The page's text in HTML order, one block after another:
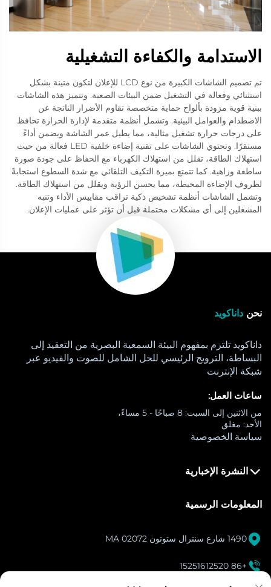
الاستدامة والكفاءة التشغيلية
تم تصميم الشاشات الكبيرة من نوع LCD للإعلان لتكون متينة بشكل
استثنائي وفعالة في التشغيل ضمن البيئات الصعبة. وتتميز هذه الشاشات
ببنية قوية مزودة بألواح حماية متخصصة تقاوم الأضرار الناتجة عن
الاصطدام والعوامل البيئية. وتشمل أنظمة متقدمة لإدارة الحرارة تحافظ
على درجات حرارة تشغيل مثالية، مما يطيل عمر الشاشة ويضمن أداءً
مستقرًا. وتحتوي الشاشات على تقنية إضاءة خلفية LED فعالة من حيث
استهلاك الطاقة، تقلل من استهلاك الكهرباء مع الحفاظ على جودة صورة
ساطعة وزاهية. كما تتمتع بميزة التكيف التلقائي مع شدة السطوع استجابةً
لظروف الإضاءة المحيطة، مما يحسن الرؤية ويقلل من استهلاك الطاقة.
وتشمل الشاشات أنظمة تشخيص ذكية تراقب مقاييس الأداء وتنبه
المشغلين إلى أي مشكلات محتملة قبل أن تؤثر على عمليات الإعلان.
نحن داناكويد
داناكويد تلتزم بمفهوم البيئة السمعية البصرية من التعقيد إلى
البساطة، الترويج الرئيسي للحل الشامل للصوت والفيديو عبر
شبكة الإنترنت
ساعات العمل:
من الاثنين إلى السبت: 8 صباحًا - 5 مساءً،
الأحد: مغلق
سياسة الخصوصية
النشرة الإخبارية
المعلومات الرسمية
1490 شارع سنترال ستوتون MA 02072

+86 15251612520